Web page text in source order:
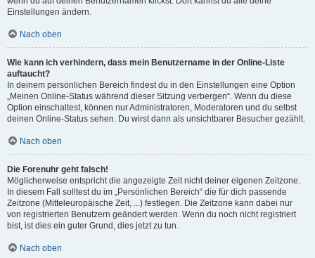
Einstellungen ändern.
Nach oben
Wie kann ich verhindern, dass mein Benutzername in der Online-Liste
auftaucht?
In deinem persönlichen Bereich findest du in den Einstellungen eine Option
„Meinen Online-Status während dieser Sitzung verbergen“. Wenn du diese
Option einschaltest, können nur Administratoren, Moderatoren und du selbst
deinen Online-Status sehen. Du wirst dann als unsichtbarer Besucher gezählt.
Nach oben
Die Forenuhr geht falsch!
Möglicherweise entspricht die angezeigte Zeit nicht deiner eigenen Zeitzone.
In diesem Fall solltest du im „Persönlichen Bereich“ die für dich passende
Zeitzone (Mitteleuropäische Zeit, ...) festlegen. Die Zeitzone kann dabei nur
von registrierten Benutzern geändert werden. Wenn du noch nicht registriert
bist, ist dies ein guter Grund, dies jetzt zu tun.
Nach oben